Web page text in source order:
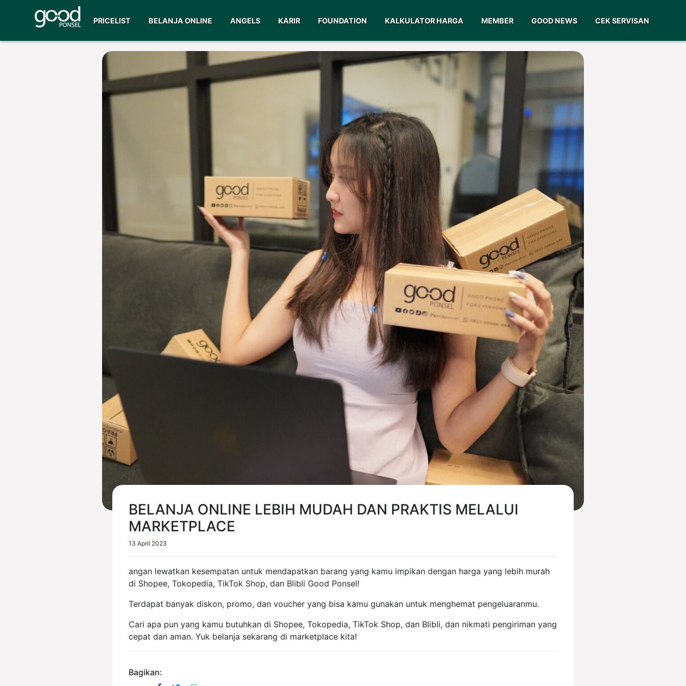
PRICELIST BELANJA ONLINE ANGELS KARIR FOUNDATION KALKULATOR HARGA MEMBER GOOD NEWS CEK SERVISAN
BELANJA ONLINE LEBIH MUDAH DAN PRAKTIS MELALUI
MARKETPLACE
13 April 2023
angan lewatkan kesempatan untuk mendapatkan barang yang kamu impikan dengan harga yang lebih murah
di Shopee, Tokopedia, TikTok Shop, dan Blibli Good Ponsel!
Terdapat banyak diskon, promo, dan voucher yang bisa kamu gunakan untuk menghemat pengeluaranmu.
Cari apa pun yang kamu butuhkan di Shopee, Tokopedia, TikTok Shop, dan Blibli, dan nikmati pengiriman yang
cepat dan aman. Yuk belanja sekarang di marketplace kita!
Bagikan: